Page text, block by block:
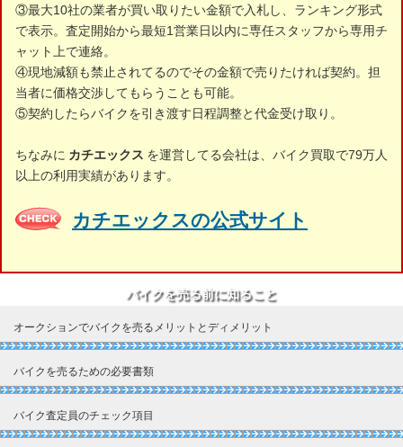
③最大10社の業者が買い取りたい金額で入札し、ランキング形式
で表示。査定開始から最短1営業日以内に専任スタッフから専用チ
ャット上で連絡。
④現地減額も禁止されてるのでその金額で売りたければ契約。担
当者に価格交渉してもらうことも可能。
⑤契約したらバイクを引き渡す日程調整と代金受け取り。
ちなみに カチエックス を運営してる会社は、バイク買取で79万人
以上の利用実績があります。
カチエックスの公式サイト
バイクを売る前に知ること
オークションでバイクを売るメリットとディメリット
バイクを売るための必要書類
バイク査定員のチェック項目